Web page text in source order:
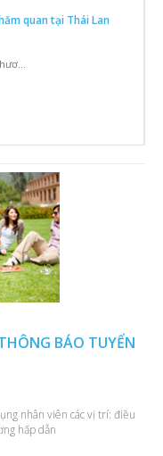
quan tại Thái Lan
BÁO TUYỂN
nhân viên các vị trí: điều
hấp dẫn